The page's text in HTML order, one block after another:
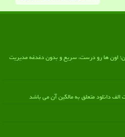
اون ها رو درست، سریع و بدون دغدغه مدیریت